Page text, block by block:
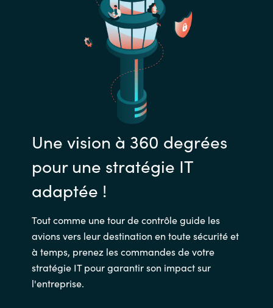
Une vision à 360 degrées
pour une stratégie IT
adaptée !
Tout comme une tour de contrôle guide les
avions vers leur destination en toute sécurité et
à temps, prenez les commandes de votre
stratégie IT pour garantir son impact sur
l'entreprise.